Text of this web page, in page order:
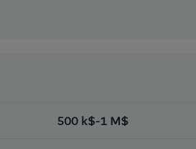
500 k$-1 M$